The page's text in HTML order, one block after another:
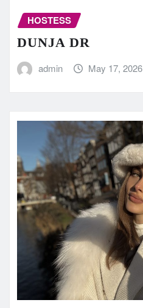
HOSTESS
DUNJA DR
admin May 17, 2026